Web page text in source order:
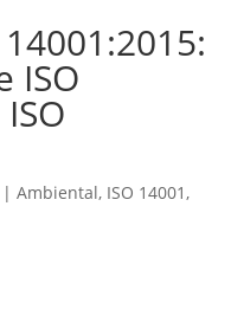
ISO
| Ambiental, ISO 14001 ,